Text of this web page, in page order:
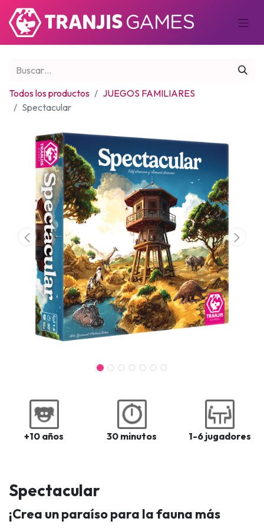
Todos los productos
JUEGOS FAMILIARES
Spectacular
+10 años 30 minutos 1-6 jugadores
Spectacular
¡Crea un paraíso para la fauna más